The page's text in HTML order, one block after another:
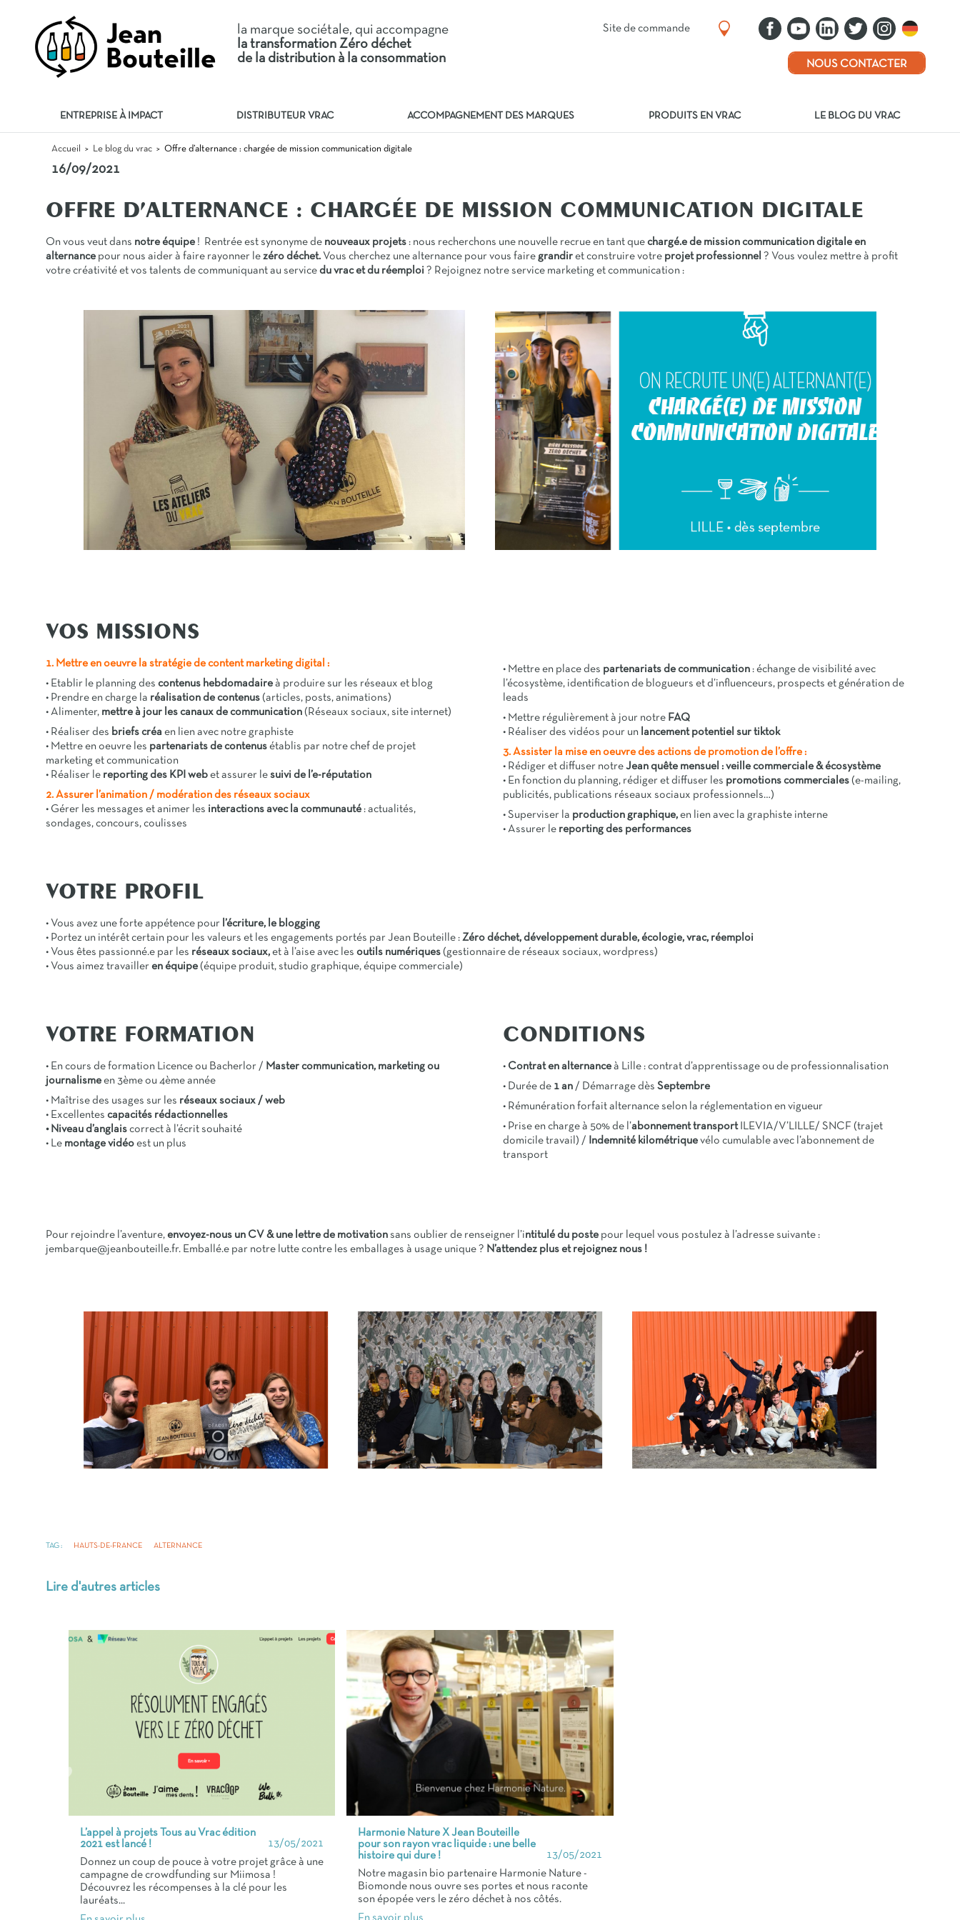
ENTREPRISE À IMPACT DISTRIBUTEUR VRAC ACCOMPAGNEMENT DES MARQUES PRODUITS EN VRAC LE BLOG DU VRAC
la marque sociétale, qui accompagne
la transformation Zéro déchet
de la distribution à la consommation
Site de commande
NOUS CONTACTER
Accueil > Le blog du vrac > Offre d’alternance : chargée de mission communication digitale
16/09/2021
OFFRE D’ALTERNANCE : CHARGÉE DE MISSION COMMUNICATION DIGITALE
On vous veut dans notre équipe ! Rentrée est synonyme de nouveaux projets : nous recherchons une nouvelle recrue en tant que chargé.e de mission communication digitale en
alternance pour nous aider à faire rayonner le zéro déchet. Vous cherchez une alternance pour vous faire grandir et construire votre projet professionnel ? Vous voulez mettre à profit
votre créativité et vos talents de communiquant au service du vrac et du réemploi ? Rejoignez notre service marketing et communication :
VOS MISSIONS
1. Mettre en oeuvre la stratégie de content marketing digital :
• Etablir le planning des contenus hebdomadaire à produire sur les réseaux et blog
• Prendre en charge la réalisation de contenus (articles, posts, animations)
• Alimenter, mettre à jour les canaux de communication (Réseaux sociaux, site internet)
• Réaliser des briefs créa en lien avec notre graphiste
• Mettre en oeuvre les partenariats de contenus établis par notre chef de projet
marketing et communication
• Réaliser le reporting des KPI web et assurer le suivi de l’e-réputation
2. Assurer l’animation / modération des réseaux sociaux
• Gérer les messages et animer les interactions avec la communauté : actualités,
sondages, concours, coulisses
• Mettre en place des partenariats de communication : échange de visibilité avec
l’écosystème, identification de blogueurs et d’influenceurs, prospects et génération de
leads
• Mettre régulièrement à jour notre FAQ
• Réaliser des vidéos pour un lancement potentiel sur tiktok
3. Assister la mise en oeuvre des actions de promotion de l’offre :
• Rédiger et diffuser notre Jean quête mensuel : veille commerciale & écosystème
• En fonction du planning, rédiger et diffuser les promotions commerciales (e-mailing,
publicités, publications réseaux sociaux professionnels…)
• Superviser la production graphique, en lien avec la graphiste interne
• Assurer le reporting des performances
VOTRE PROFIL
• Vous avez une forte appétence pour l’écriture, le blogging
• Portez un intérêt certain pour les valeurs et les engagements portés par Jean Bouteille : Zéro déchet, développement durable, écologie, vrac, réemploi
• Vous êtes passionné.e par les réseaux sociaux, et à l’aise avec les outils numériques (gestionnaire de réseaux sociaux, wordpress)
• Vous aimez travailler en équipe (équipe produit, studio graphique, équipe commerciale)
VOTRE FORMATION
• En cours de formation Licence ou Bacherlor / Master communication, marketing ou
journalisme en 3ème ou 4ème année
• Maîtrise des usages sur les réseaux sociaux / web
• Excellentes capacités rédactionnelles
• Niveau d’anglais correct à l’écrit souhaité
• Le montage vidéo est un plus
CONDITIONS
• Contrat en alternance à Lille : contrat d’apprentissage ou de professionnalisation
• Durée de 1 an / Démarrage dès Septembre
• Rémunération forfait alternance selon la réglementation en vigueur
• Prise en charge à 50% de l’abonnement transportILEVIA/V’LILLE/ SNCF (trajet
domicile travail) /
Indemnité kilométrique vélo cumulable avec l’abonnement de
transport
Pour rejoindre l’aventure, envoyez-nous un CV & une lettre de motivation sans oublier de renseigner l’intitulé du poste pour lequel vous postulez à l’adresse suivante :
jembarque@jeanbouteille.fr. Emballé.e par notre lutte contre les emballages à usage unique ? N’attendez plus et rejoignez nous !
TAG : HAUTS-DE-FRANCE ALTERNANCE
Lire d'autres articles
L’appel à projets Tous au Vrac édition
2021 est lancé !
13/05/2021
Donnez un coup de pouce à votre projet grâce à une
campagne de crowdfunding sur Miimosa !
Découvrez les récompenses à la clé pour les
lauréats...
Harmonie Nature X Jean Bouteille
pour son rayon vrac liquide : une belle
histoire qui dure !
13/05/2021
Notre magasin bio partenaire Harmonie Nature -
Biomonde nous ouvre ses portes et nous raconte
son épopée vers le zéro déchet à nos côtés.
En savoir plus